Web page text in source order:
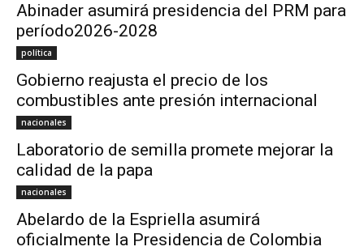
Abinader asumirá presidencia del PRM para
período2026-2028
política
Gobierno reajusta el precio de los
combustibles ante presión internacional
nacionales
Laboratorio de semilla promete mejorar la
calidad de la papa
nacionales
Abelardo de la Espriella asumirá
oficialmente la Presidencia de Colombia